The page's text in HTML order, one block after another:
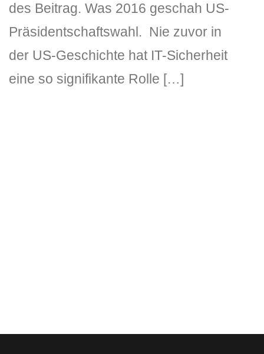
DLH Stick – Sicherheitskonzept
Hilfe
des Beitrag. Was 2016 geschah US-
Präsidentschaftswahl. Nie zuvor in
der US-Geschichte hat IT-Sicherheit
eine so signifikante Rolle […]